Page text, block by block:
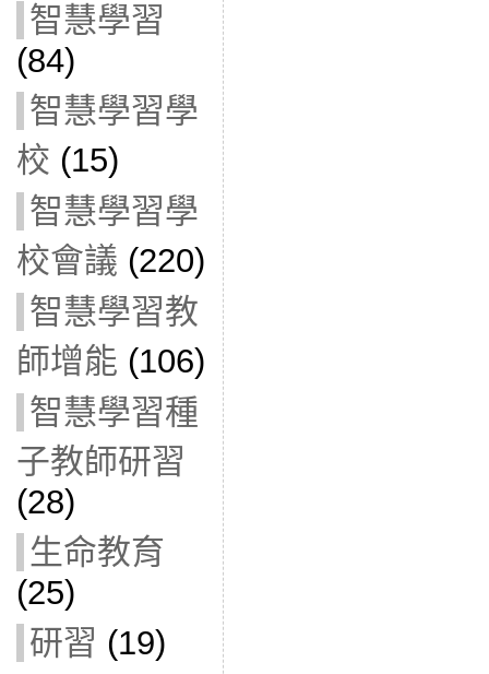
智慧學習
(84)
智慧學習學
校 (15)
智慧學習學
校會議 (220)
智慧學習教
師增能 (106)
智慧學習種
子教師研習
(28)
生命教育
(25)
研習 (19)